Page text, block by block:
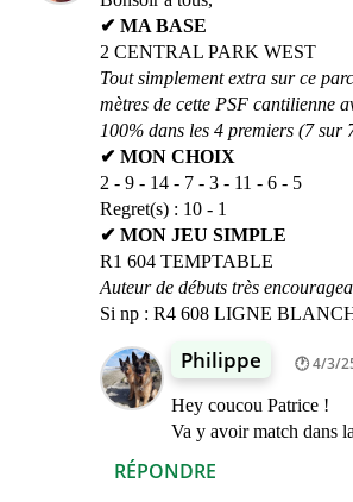
✔ MA BASE
2 CENTRAL PARK WEST
Tout simplement extra sur ce
mètres de cette PSF cantilienne
100% dans les 4 premiers (7 sur
✔ MON CHOIX
2 - 9 - 14 - 7 - 3 - 11 - 6 - 5
Regret(s) : 10 - 1
✔ MON JEU SIMPLE
R1 604 TEMPTABLE
Auteur de débuts très
Si np : R4 608 LIGNE
RÉPONDRE
Philippe 4/3/
Hey coucou Patrice !
Va y avoir match dans